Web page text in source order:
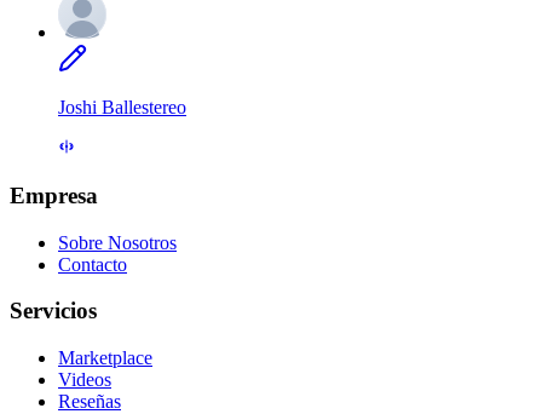
Joshi Ballestereo
Empresa
Sobre Nosotros
Contacto
Servicios
Marketplace
Videos
Reseñas